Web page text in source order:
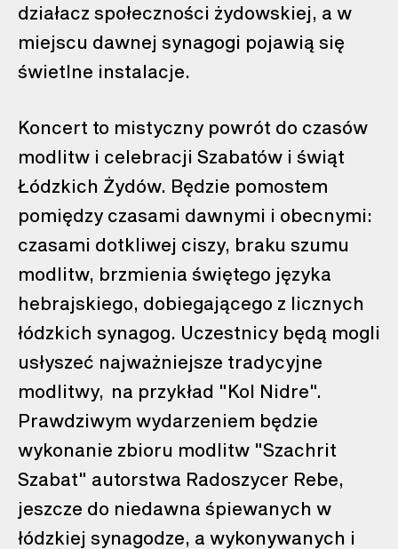
działacz społeczności żydowskiej, a w
miejscu dawnej synagogi pojawią się
świetlne instalacje.
Koncert to mistyczny powrót do czasów
modlitw i celebracji Szabatów i świąt
Łódzkich Żydów. Będzie pomostem
pomiędzy czasami dawnymi i obecnymi:
czasami dotkliwej ciszy, braku szumu
modlitw, brzmienia świętego języka
hebrajskiego, dobiegającego z licznych
łódzkich synagog. Uczestnicy będą mogli
usłyszeć najważniejsze tradycyjne
modlitwy, na przykład "Kol Nidre".
Prawdziwym wydarzeniem będzie
wykonanie zbioru modlitw "Szachrit
Szabat" autorstwa Radoszycer Rebe,
jeszcze do niedawna śpiewanych w
łódzkiej synagodze, a wykonywanych i